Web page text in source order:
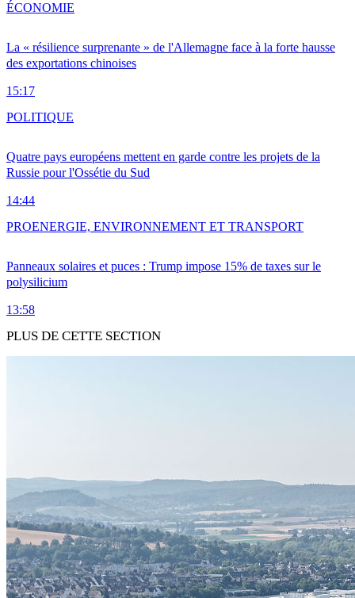
La « résilience surprenante » de l'Allemagne face à la forte hausse
des exportations chinoises
15:17
ÉCONOMIE
Quatre pays européens mettent en garde contre les projets de la
Russie pour l'Ossétie du Sud
14:44
POLITIQUE
Panneaux solaires et puces : Trump impose 15% de taxes sur le
polysilicium
13:58
PROENERGIE, ENVIRONNEMENT ET TRANSPORT
PLUS DE CETTE SECTION